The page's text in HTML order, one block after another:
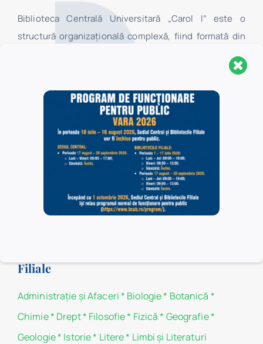
Biblioteca Centrală Universitară „Carol I” este o
structură organizaţională complexă, fiind formată din
Sediul Central, Secţia Pedagogică „I.C. Petrescu” şi 16
biblioteci filiale, localizate în Universitatea din
Bucureşti. În Sediul Central au acces toate categoriile
de utilizatori, în timp ce în bibliotecile filiale au acces,
la centrele de împrumut, numai studenţii şi cadrele
didactice ale facultăților Universității din București, iar
în sălile de lectură ale acestora au acces toate
Politica de confidențialitate
Filiale
Administraţie şi Afaceri* Biologie* Botanică *
Chimie* Drept* Filosofie* Fizică * Geografie*
Geologie* Istorie* Litere* Limbi și Literaturi